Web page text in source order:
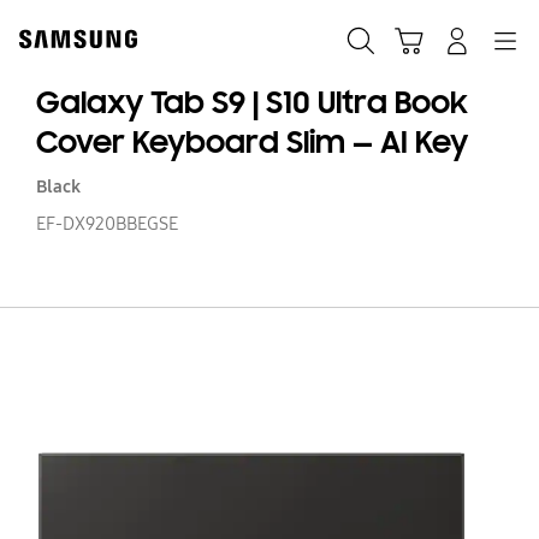
content
Galaxy Tab S9 | S10 Ultra Book
Cover Keyboard Slim — AI Key
Black
EF-DX920BBEGSE